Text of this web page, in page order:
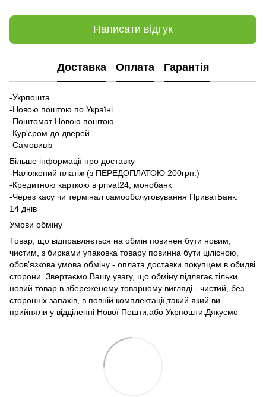
Написати відгук
Доставка Оплата Гарантія
-Укрпошта
-Новою поштою по Україні
-Поштомат Новою поштою
-Кур'єром до дверей
-Самовивіз
Більше інформації про доставку
-Наложений платіж (з ПЕРЕДОПЛАТОЮ 200грн.)
-Кредитною карткою в privat24, монобанк
-Через касу чи термінал самообслуговування ПриватБанк.
14 днів
Умови обміну
Товар, що відправляється на обмін повинен бути новим,
чистим, з бирками упаковка товару повинна бути цілісною,
обов'язкова умова обміну - оплата доставки покупцем в обидві
сторони. Звертаємо Вашу увагу, що обміну підлягає тільки
новий товар в збереженому товарному вигляді - чистий, без
сторонніх запахів, в повній комплектації,такий який ви
прийняли у відділенні Нової Пошти,або Укрпошти.Дякуємо